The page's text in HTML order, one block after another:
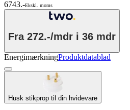
6743.-Ekskl. moms
Fra 272.-/mdr i 36 mdr
EnergimærkningProduktdatablad
Husk stikprop til din hvidevare